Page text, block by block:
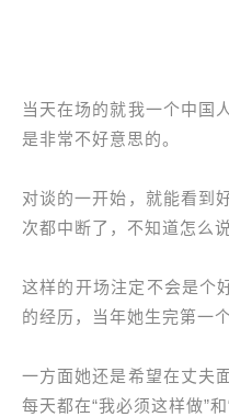
当天在场的就我一个中国
是非常不好意思的。
对谈的一开始，就能看到
次都中断了，不知道怎么
这样的开场注定不会是个
的经历，当年她生完第一
一方面她还是希望在丈夫
每天都在“我必须这样做”